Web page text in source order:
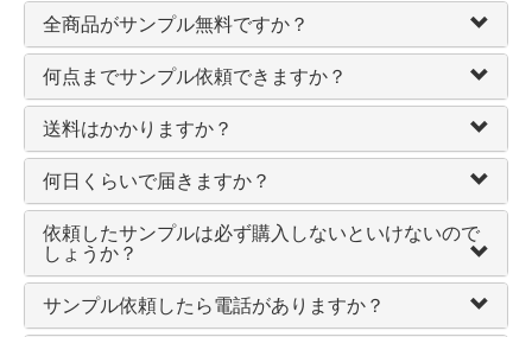
全商品がサンプル無料ですか？
何点までサンプル依頼できますか？
送料はかかりますか？
何日くらいで届きますか？
依頼したサンプルは必ず購入しないといけないので
しょうか？
サンプル依頼したら電話がありますか？